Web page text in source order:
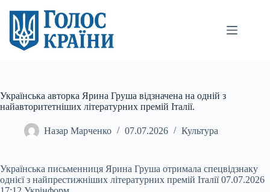
вмісту
Українська авторка Ярина Груша відзначена на одній з
найавторитетніших літературних премій Італії.
Назар Марченко 07.07.2026 Культура
Українська письменниця Ярина Груша отримала спецвідзнаку
однієї з найпрестижніших літературних премій Італії 07.07.2026